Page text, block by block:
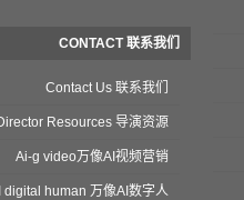
CONTACT 联系我们
Contact Us 联系我们
Resources 导演资源
Ai-g video万像AI视频营销
digital human 万像AI数字人